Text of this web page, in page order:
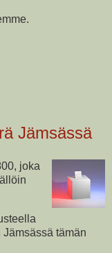
Jämsässä
joka
tämän